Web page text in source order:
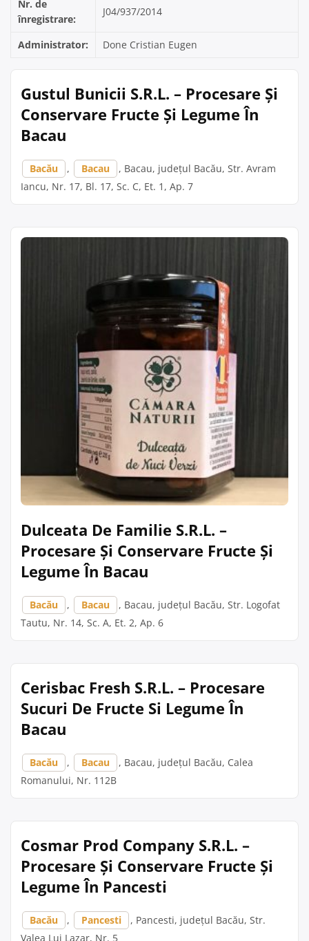
Nr. de
înregistrare:
J04/937/2014
Administrator: Done Cristian Eugen
Gustul Bunicii S.R.L. – Procesare Și
Conservare Fructe Și Legume În
Bacau
Bacău , Bacau
, Bacau, județul Bacău, Str. Avram
Iancu, Nr. 17, Bl. 17, Sc. C, Et. 1, Ap. 7
Dulceata De Familie S.R.L. –
Procesare Și Conservare Fructe Și
Legume În Bacau
Bacău , Bacau
, Bacau, județul Bacău, Str. Logofat
Tautu, Nr. 14, Sc. A, Et. 2, Ap. 6
Cerisbac Fresh S.R.L. – Procesare
Sucuri De Fructe Si Legume În
Bacau
Bacău , Bacau
, Bacau, județul Bacău, Calea
Romanului, Nr. 112B
Cosmar Prod Company S.R.L. –
Procesare Și Conservare Fructe Și
Legume În Pancesti
Bacău , Pancesti
, Pancesti, județul Bacău, Str.
Valea Lui Lazar, Nr. 5